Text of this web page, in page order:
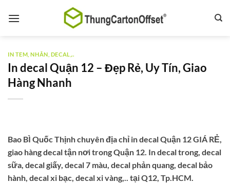
qua
IN TEM, NHÃN, DECAL,..
In decal Quận 12 – Đẹp Rẻ, Uy Tín, Giao
Hàng Nhanh
Bao BÌ Quốc Thịnh chuyên địa chỉ in decal Quận 12 GIÁ RẺ,
giao hàng decal tận nơi trong Quận 12. In decal trong, decal
sữa, decal giấy, decal 7 màu, decal phản quang, decal bảo
hành, decal xi bạc, decal xi vàng,.. tại Q12, Tp.HCM.